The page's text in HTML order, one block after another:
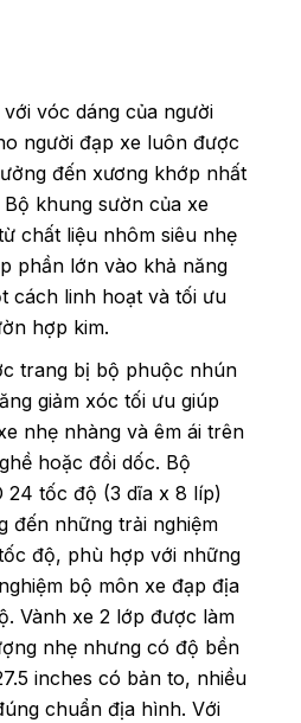
vóc dáng của người
người đạp xe luôn được
đến xương khớp nhất
Bộ khung sườn của xe
chất liệu nhôm siêu nhẹ
phần lớn vào khả năng
cách linh hoạt và tối ưu
hợp kim.
trang bị bộ phuộc nhún
giảm xóc tối ưu giúp
nhẹ nhàng và êm ái trên
hoặc đồi dốc. Bộ
24 tốc độ (3 dĩa x 8 líp)
đến những trải nghiệm
độ, phù hợp với những
bộ môn xe đạp địa
Vành xe 2 lớp được làm
nhẹ nhưng có độ bền
inches có bản to, nhiều
chuẩn địa hình. Với